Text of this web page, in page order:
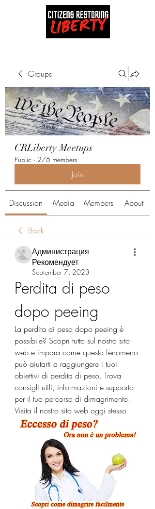
Groups
CRLiberty Meetups
Public · 276 members
Join
Discussion Media Members About
Back
Администрация
Рекомендует
September 7, 2023
Perdita di peso
dopo peeing
La perdita di peso dopo peeing è
possibile? Scopri tutto sul nostro sito
web e impara come questo fenomeno
può aiutarti a raggiungere i tuoi
obiettivi di perdita di peso. Trova
consigli utili, informazioni e supporto
per il tuo percorso di dimagrimento.
Visita il nostro sito web oggi stesso